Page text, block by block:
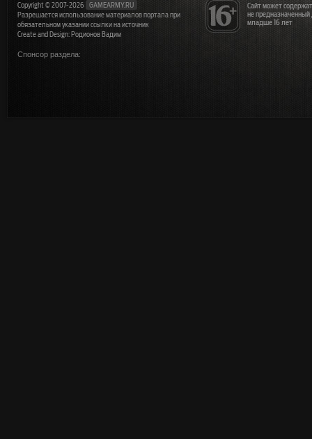
Сайт может
не
младше 16 лет
Copyright © 2007-2026
GAMEARMY.RU
Разрешается использование материалов портала при
обязательном указании ссылки на источник
Create and Design: Родионов Вадим
Спонсор раздела: